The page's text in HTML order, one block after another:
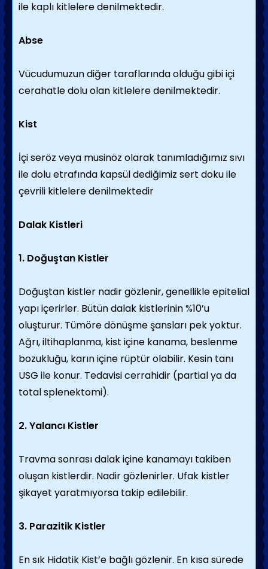
ile kaplı kitlelere denilmektedir.
Abse
Vücudumuzun diğer taraflarında olduğu gibi içi
cerahatle dolu olan kitlelere denilmektedir.
Kist
İçi seröz veya musinöz olarak tanımladığımız sıvı
ile dolu etrafında kapsül dediğimiz sert doku ile
çevrili kitlelere denilmektedir
Dalak Kistleri
1. Doğuştan Kistler
Doğuştan kistler nadir gözlenir, genellikle epitelial
yapı içerirler. Bütün dalak kistlerinin %10’u
oluşturur. Tümöre dönüşme şansları pek yoktur.
Ağrı, iltihaplanma, kist içine kanama, beslenme
bozukluğu, karın içine rüptür olabilir. Kesin tanı
USG ile konur. Tedavisi cerrahidir (partial ya da
total splenektomi).
2. Yalancı Kistler
Travma sonrası dalak içine kanamayı takiben
oluşan kistlerdir. Nadir gözlenirler. Ufak kistler
şikayet yaratmıyorsa takip edilebilir.
3. Parazitik Kistler
En sık Hidatik Kist’e bağlı gözlenir. En kısa sürede